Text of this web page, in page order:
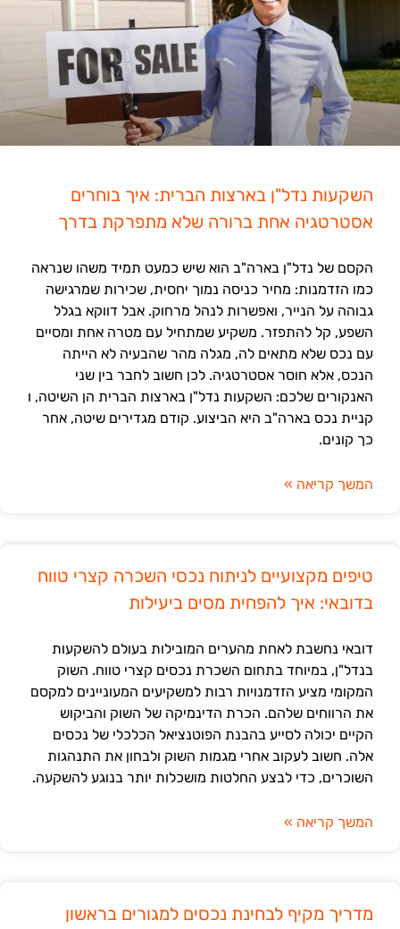
השקעות נדל"ן בארצות הברית: איך בוחרים
אסטרטגיה אחת ברורה שלא מתפרקת בדרך
הקסם של נדל"ן בארה"ב הוא שיש כמעט תמיד משהו שנראה
כמו הזדמנות: מחיר כניסה נמוך יחסית, שכירות שמרגישה
גבוהה על הנייר, ואפשרות לנהל מרחוק. אבל דווקא בגלל
השפע, קל להתפזר. משקיע שמתחיל עם מטרה אחת ומסיים
עם נכס שלא מתאים לה, מגלה מהר שהבעיה לא הייתה
הנכס, אלא חוסר אסטרטגיה. לכן חשוב לחבר בין שני
האנקורים שלכם: השקעות נדל"ן בארצות הברית הן השיטה, ו
קניית נכס בארה"ב היא הביצוע. קודם מגדירים שיטה, אחר
כך קונים.
המשך קריאה »
טיפים מקצועיים לניתוח נכסי השכרה קצרי טווח
בדובאי: איך להפחית מסים ביעילות
דובאי נחשבת לאחת מהערים המובילות בעולם להשקעות
בנדל"ן, במיוחד בתחום השכרת נכסים קצרי טווח. השוק
המקומי מציע הזדמנויות רבות למשקיעים המעוניינים למקסם
את הרווחים שלהם. הכרת הדינמיקה של השוק והביקוש
הקיים יכולה לסייע בהבנת הפוטנציאל הכלכלי של נכסים
אלה. חשוב לעקוב אחרי מגמות השוק ולבחון את התנהגות
השוכרים, כדי לבצע החלטות מושכלות יותר בנוגע להשקעה.
המשך קריאה »
מדריך מקיף לבחינת נכסים למגורים בראשון